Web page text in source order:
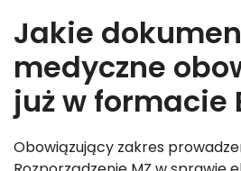
Jakie
medyczne
już w formacie
Obowiązujący zakres